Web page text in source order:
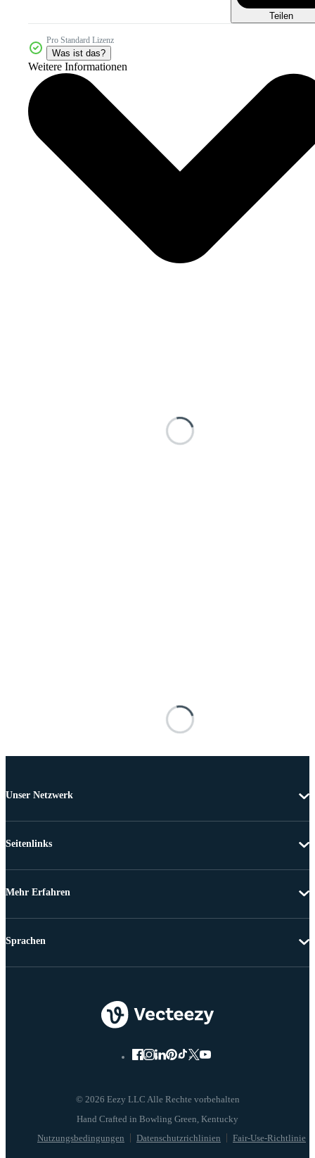
Teilen
Pro Standard Lizenz
Was ist das?
Weitere Informationen
Unser Netzwerk
Seitenlinks
Mehr Erfahren
© 2026 Eezy LLC Alle Rechte vorbehalten
Nutzungsbedingungen Datenschutzrichlinien Fair-Use-Richtlinie
Sprachen